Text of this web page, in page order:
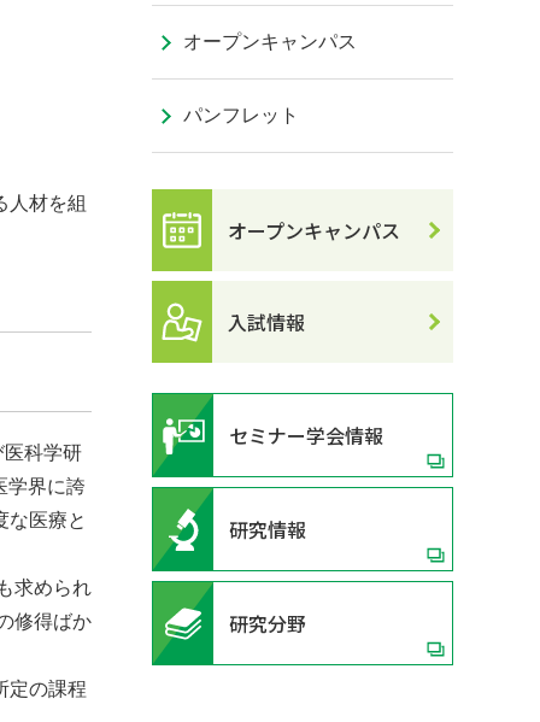
人材を組
医科学研
学界に誇
な医療と
求められ
修得ばか
定の課程
オープンキャンパス
パンフレット
オープンキャンパス
入試情報
セミナー学会情報
研究情報
研究分野